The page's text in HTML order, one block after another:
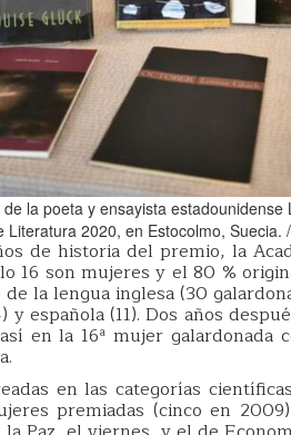
la poeta y ensayista
Literatura 2020, en Estocolmo, Suecia.
de historia del premio, la
16 son mujeres y el 80 %
la lengua inglesa (30
y española (11). Dos años
en la 16ª mujer
en las categorías
premiadas (cinco en